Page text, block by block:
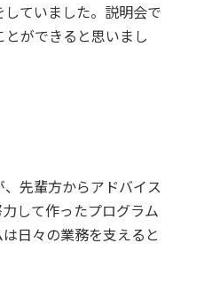
ていました。説明会で
ができると思いまし
先輩方からアドバイス
して作ったプログラム
日々の業務を支えると